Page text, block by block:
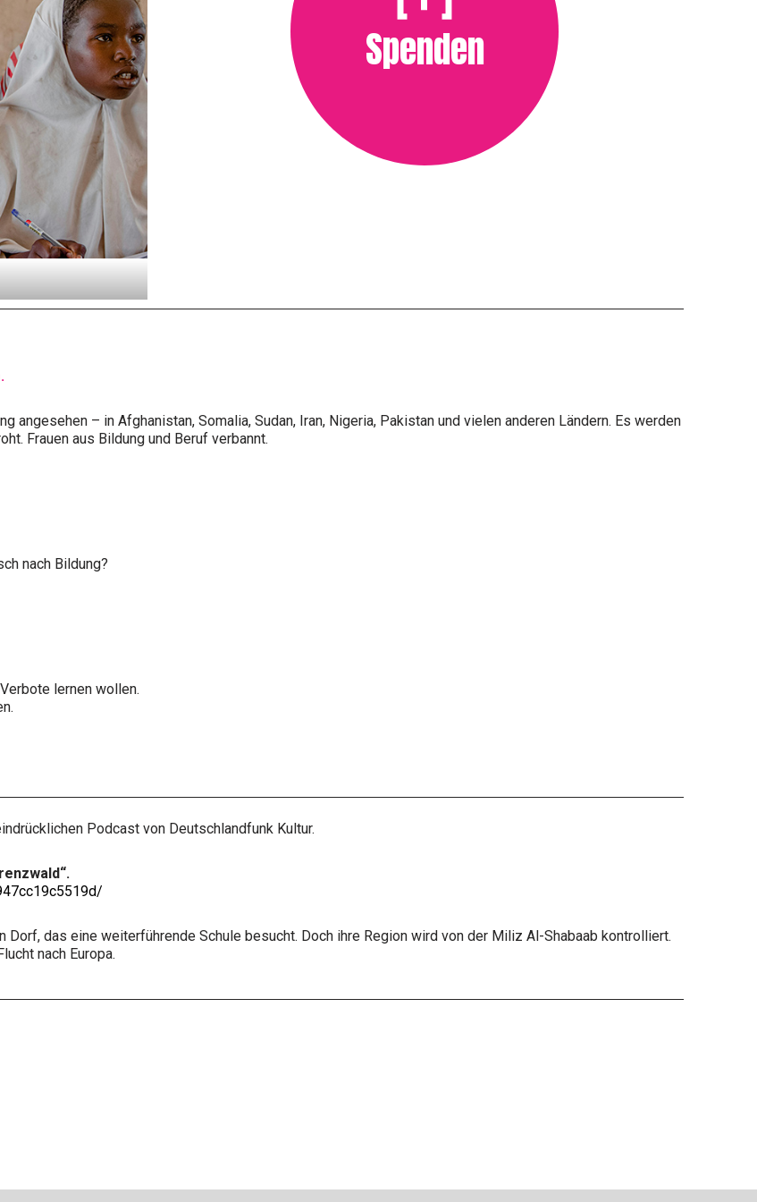
Spenden
angesehen – in Afghanistan, Somalia, Sudan, Iran, Nigeria, Pakistan und vielen anderen Ländern. Es werden
Frauen aus Bildung und Beruf verbannt.
nach Bildung?
lernen wollen.
Podcast von Deutschlandfunk Kultur.
das eine weiterführende Schule besucht. Doch ihre Region wird von der Miliz Al-Shabaab kontrolliert.
nach Europa.